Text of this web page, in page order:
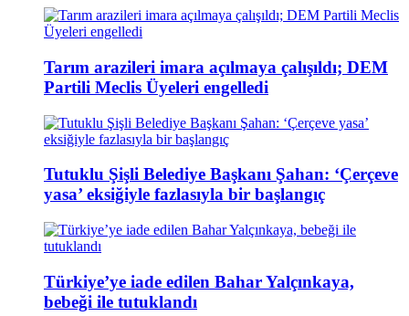
Tarım arazileri imara açılmaya çalışıldı; DEM
Partili Meclis Üyeleri engelledi
Tutuklu Şişli Belediye Başkanı Şahan: ‘Çerçeve
yasa’ eksiğiyle fazlasıyla bir başlangıç
Türkiye’ye iade edilen Bahar Yalçınkaya,
bebeği ile tutuklandı